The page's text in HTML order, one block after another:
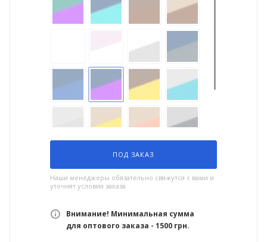
ПОД ЗАКАЗ
Наши менеджеры обязательно свяжутся с вами и
уточнят условия заказа
Внимание! Минимальная сумма
для оптового заказа - 1500 грн.